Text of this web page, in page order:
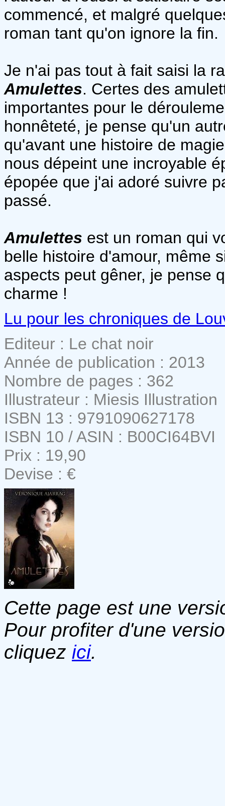
commencé, et malgré
roman tant qu'on ignore la fin.
Je n'ai pas tout à fait saisi la
Amulettes. Certes des
importantes pour le
honnêteté, je pense qu'un
qu'avant une histoire de
nous dépeint une incroyable
épopée que j'ai adoré suivre
passé.
Amulettes est un roman qui
belle histoire d'amour, même
aspects peut gêner, je pense
charme !
Lu pour les chroniques de
Editeur : Le chat noir
Année de publication : 2013
Nombre de pages : 362
Illustrateur : Miesis Illustration
ISBN 13 : 9791090627178
ISBN 10 / ASIN : B00CI64BVI
Prix : 19,90
Devise : €
Cette page est une
Pour profiter d'une
cliquez ici.